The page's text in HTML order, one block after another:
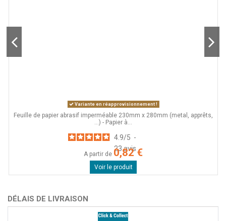
Variante en réapprovisionnement !
Feuille de papier abrasif imperméable 230mm x 280mm (metal, apprêts,
...) - Papier à...
4.9/5 -
23avis
A partir de 0,82 €
Voir le produit
DÉLAIS DE LIVRAISON